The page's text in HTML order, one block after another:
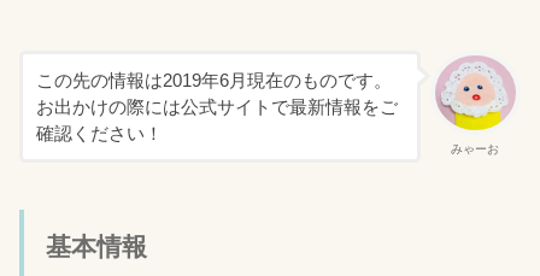
みゃーお
この先の情報は2019年6月現在のものです。
お出かけの際には公式サイトで最新情報をご
確認ください！
基本情報